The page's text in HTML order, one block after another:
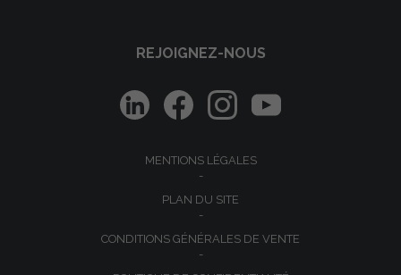
REJOIGNEZ-NOUS
MENTIONS LÉGALES
PLAN DU SITE
CONDITIONS GÉNÉRALES DE VENTE